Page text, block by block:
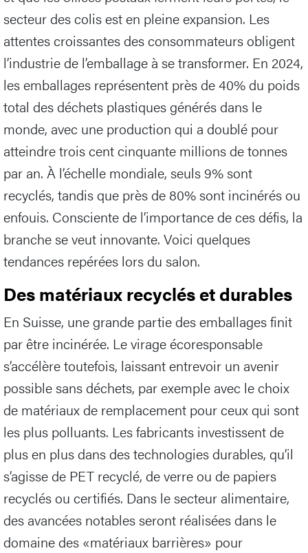
secteur des colis est en pleine expansion. Les
attentes croissantes des consommateurs obligent
l’industrie de l’emballage à se transformer. En 2024,
les emballages représentent près de 40% du poids
total des déchets plastiques générés dans le
monde, avec une production qui a doublé pour
atteindre trois cent cinquante millions de tonnes
par an. À l’échelle mondiale, seuls 9% sont
recyclés, tandis que près de 80% sont incinérés ou
enfouis. Consciente de l’importance de ces défis, la
branche se veut innovante. Voici quelques
tendances repérées lors du salon.
Des matériaux recyclés et durables
En Suisse, une grande partie des emballages finit
par être incinérée. Le virage écoresponsable
s’accélère toutefois, laissant entrevoir un avenir
possible sans déchets, par exemple avec le choix
de matériaux de remplacement pour ceux qui sont
les plus polluants. Les fabricants investissent de
plus en plus dans des technologies durables, qu’il
s’agisse de PET recyclé, de verre ou de papiers
recyclés ou certifiés. Dans le secteur alimentaire,
des avancées notables seront réalisées dans le
domaine des «matériaux barrières» pour